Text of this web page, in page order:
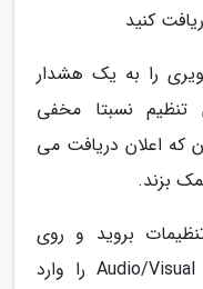
کنید
را به یک هشدار
نسبتا مخفی
که اعلان دریافت می
بزند.
بروید و روی
Accessibility ضربه بزنید. سپس Audio/Visual را وارد